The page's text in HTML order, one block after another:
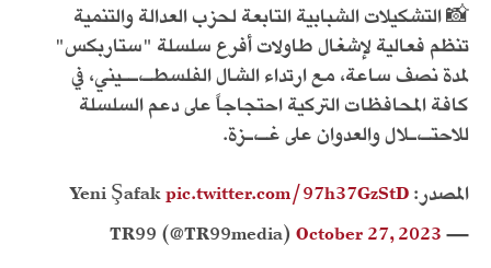
📸 التشكيلات الشبابية التابعة لحزب العدالة والتنمية
تنظم فعالية لإشغال طاولات أفرع سلسلة "ستاربكس"
لمدة نصف ساعة، مع ارتداء الشال الفلسطـ،ــيني، في
كافة المحافظات التركية احتجاجاً على دعم السلسلة
للاحتـ،ـلال والعدوان على غـ،ـزة.
المصدر: Yeni Şafakpic.twitter.com/97h37GzStD
— TR99 (@TR99media)
October 27, 2023